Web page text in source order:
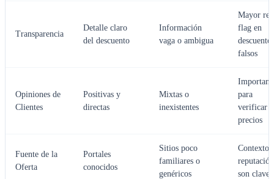
Transparencia
Detalle claro
del descuento
Información
vaga o ambigua
Mayor red
flag en
descuentos
falsos
Opiniones de
Clientes
Positivas y
directas
Mixtas o
inexistentes
para
verificar
precios
Fuente de la
Oferta
Portales
conocidos
Sitios poco
familiares o
genéricos
Contexto
reputación
son claves